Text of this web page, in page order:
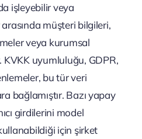
işleyebilir veya
müşteri bilgileri,
veya kurumsal
uyumluluğu, GDPR,
bu tür veri
bağlamıştır. Bazı yapay
girdilerini model
için şirket